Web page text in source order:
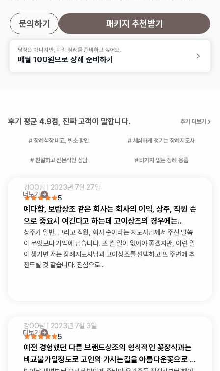
문의하기 패키지 추천받기
당장은 아니지만, 미리 장례를 준비하고 싶어요.
매월 100원으로 장례 준비하기
후기 평균 4.9점, 진짜 고객이 말합니다. 후기 더보기
# 장례식장 비교, 빈소 할인 # 세심하게 챙기는 장례지도사
# 친절하고 전문적인 상담 # 바가지 없는 장례 용품
더보기
김OO님 | 2023년 7월 27일
5
예다함, 보람상조 같은 회사는 회사의 이익, 상주, 직원 순
으로 중요시 여긴다고 하는데 고이상조의 경우에는..
상주가 일번, 그리고 직원, 회사 순이라는 지도사님께서 주신 말씀
이 무엇보다 기억에 남습니다. 또 뵐 일이 없어야 좋겠지만, 이런 일
이 생기면 저는 장례지도사님과 고이상조를 선택하고 또 주변에 추
천드릴 것 같습니다. 진심으로...
더보기
강OO님 | 2023년 7월 3일
5
예전 경험했던 다른 브랜드상조의 형식적인 꽃장식과는
비교불가일정도로 고인의 가시는길을 아름다운꽃으로 가